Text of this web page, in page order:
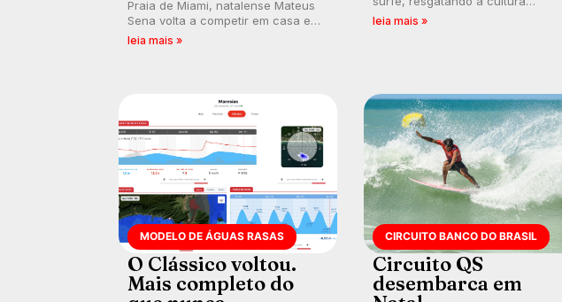
Praia de Miami, natalense Mateus
Sena volta a competir em casa em
busca de manter a hegemonia
leia mais »
polinésia e questionando a visão
leia mais »
MODELO DE ÁGUAS RASAS
O Clássico voltou.
Mais completo do
CIRCUITO BANCO DO BRASIL
Circuito QS
desembarca em